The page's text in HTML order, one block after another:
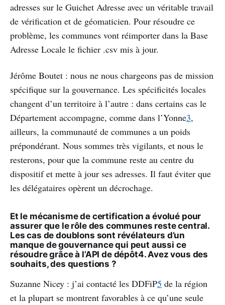
adresses sur le Guichet Adresse avec un véritable travail
de vérification et de géomaticien. Pour résoudre ce
problème, les communes vont réimporter dans la Base
Adresse Locale le fichier .csv mis à jour.
Jérôme Boutet : nous ne nous chargeons pas de mission
spécifique sur la gouvernance. Les spécificités locales
changent d’un territoire à l’autre : dans certains cas le
Département accompagne, comme dans l’Yonne3,
ailleurs, la communauté de communes a un poids
prépondérant. Nous sommes très vigilants, et nous le
resterons, pour que la commune reste au centre du
dispositif et mette à jour ses adresses. Il faut éviter que
les délégataires opèrent un décrochage.
Et le mécanisme de certification a évolué pour
assurer que le rôle des communes reste central.
Les cas de doublons sont révélateurs d’un
manque de gouvernance qui peut aussi ce
résoudre grâce à l’API de dépôt4. Avez vous des
souhaits, des questions ?
Suzanne Nicey : j’ai contacté les DDFiP5 de la région
et la plupart se montrent favorables à ce qu’une seule